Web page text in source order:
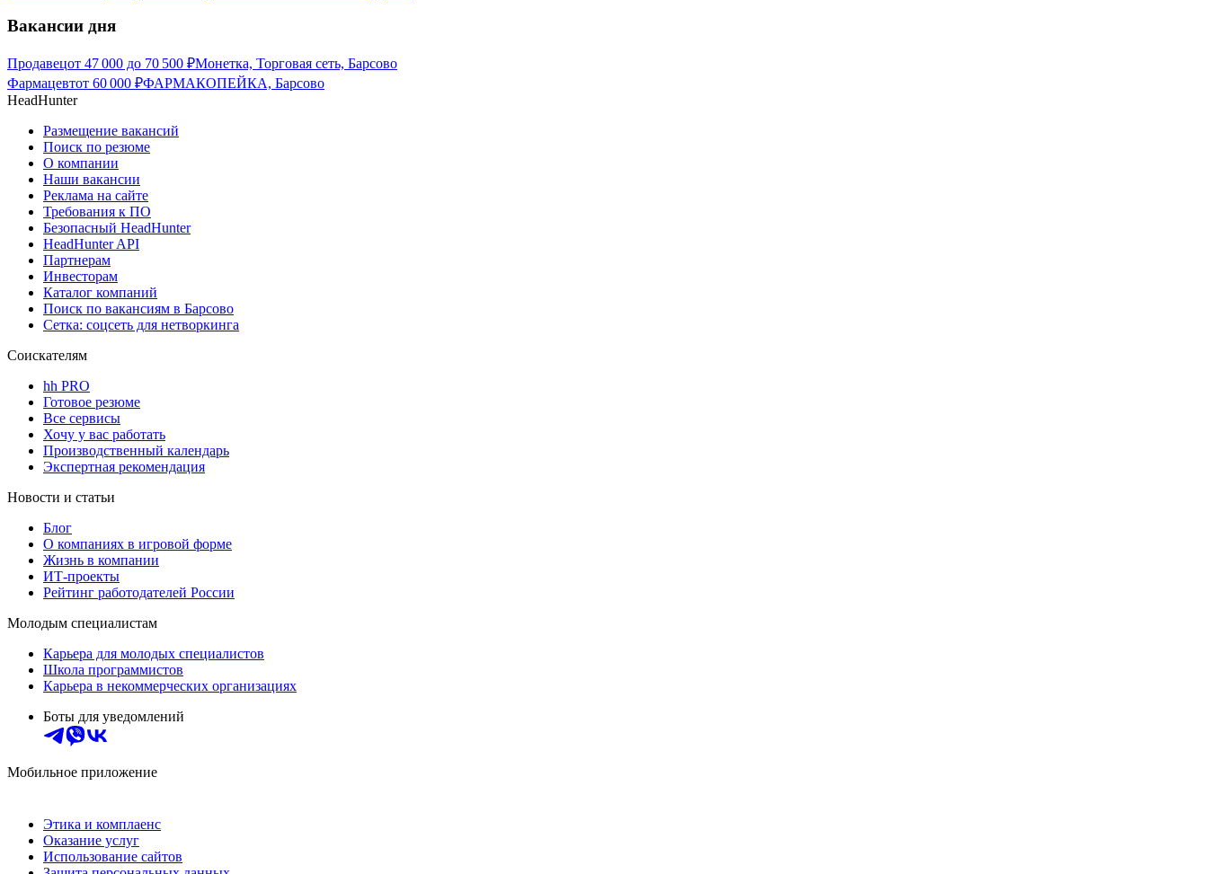
Вакансии дня
Продавецот 47 000 до 70 500 ₽Монетка, Торговая сеть, Барсово
Фармацевтот 60 000 ₽ФАРМАКОПЕЙКА, Барсово
HeadHunter
Размещение вакансий
Поиск по резюме
О компании
Наши вакансии
Реклама на сайте
Требования к ПО
Безопасный HeadHunter
HeadHunter API
Партнерам
Инвесторам
Каталог компаний
Поиск по вакансиям в Барсово
Сетка: соцсеть для нетворкинга
Соискателям
hh PRO
Готовое резюме
Все сервисы
Хочу у вас работать
Производственный календарь
Экспертная рекомендация
Новости и статьи
Блог
О компаниях в игровой форме
Жизнь в компании
ИТ-проекты
Рейтинг работодателей России
Молодым специалистам
Карьера для молодых специалистов
Школа программистов
Карьера в некоммерческих организациях
Боты для уведомлений
Мобильное приложение
Этика и комплаенс
Оказание услуг
Использование сайтов